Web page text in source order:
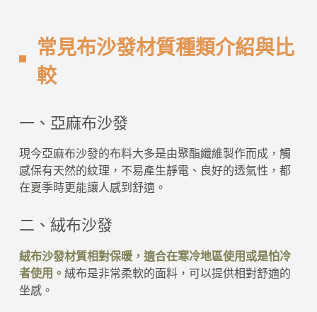
常見布沙發材質種類介紹與比
較
一、亞麻布沙發
現今亞麻布沙發的布料大多是由聚酯纖維製作而成，觸
感保有天然的紋理，不易產生靜電、良好的透氣性，都
在夏季時更能讓人感到舒適。
二、絨布沙發
絨布沙發材質相對保暖，適合在寒冷地區使用或是怕冷
者使用。 絨布是非常柔軟的面料，可以提供相對舒適的
坐感。